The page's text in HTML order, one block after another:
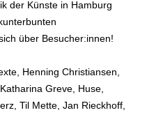
der Künste in Hamburg
über Besucher:innen!
Henning Christiansen,
Greve, Huse,
Til Mette, Jan Rieckhoff,